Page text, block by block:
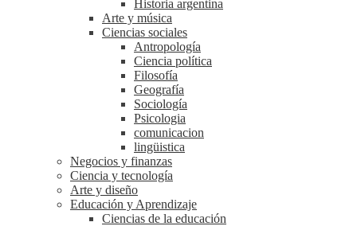
Historia argentina
Arte y música
Ciencias sociales
Antropología
Ciencia política
Filosofía
Geografía
Sociología
Psicologia
comunicacion
lingüistica
Negocios y finanzas
Ciencia y tecnología
Arte y diseño
Educación y Aprendizaje
Ciencias de la educación